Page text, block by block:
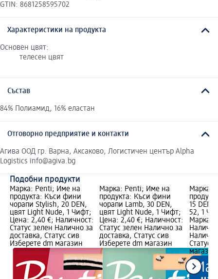
GTIN: 8681258595702
Характеристики на продукта
Основен цвят:
телесен цвят
Състав
84% Полиамид, 16% eластан
Отговорно предприятие и контакти
Агива ООД гр. Варна, Аксаково, Логистичен център Alpha
Logistics info@agiva.bg
Подобни продукти
Марка: Penti; Име на
продукта: Къси фини
чорапи Stylish, 20 DEN,
цвят Light Nude, 1 Чифт;
Цена: 2,40 €; Наличност:
Статус зелен Налично за
доставка, Статус сив
Изберете dm магазин
Марка: Penti; Име на
продукта: Къси фини
чорапи Lamb, 30 DEN,
цвят Light Nude, 1 Чифт;
Цена: 2,40 €; Наличност:
Статус зелен Налично за
доставка, Статус сив
Изберете dm магазин
Марка:
15 DEN,
52, 1
Марка
Статус
магазин